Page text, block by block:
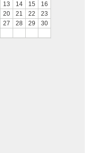
13 14 15
16
20 21 22
23
27 28 29
30